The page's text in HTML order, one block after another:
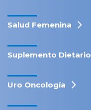
Salud Femenina
Suplemento Dietario
Uro Oncología